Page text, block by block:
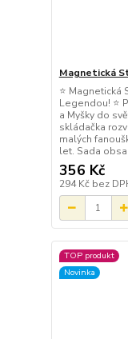
Magnetická
⭐ Magnetická
Legendou! ⭐
a Myšky do
skládačka
malých
let. Sada
356 Kč
294 Kč bez
TOP produkt
Novinka